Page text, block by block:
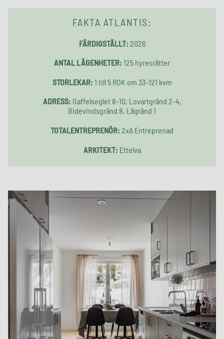
FAKTA ATLANTIS:
FÄRDIGSTÄLLT: 2026
ANTAL LÄGENHETER: 125 hyresrätter
STORLEKAR: 1 till 5 ROK om 33-121 kvm
ADRESS: Gaffelseglet 8-10, Lovartgränd 2-4,
Bidevindsgränd 8, Lägränd 1
TOTALENTREPRENÖR: 2xA Entreprenad
ARKITEKT: Ettelva